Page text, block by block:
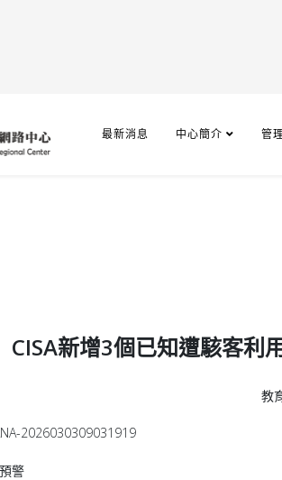
最新消息 中心簡介 管
CISA新增3個已知遭駭客
教
2026030309031919
警